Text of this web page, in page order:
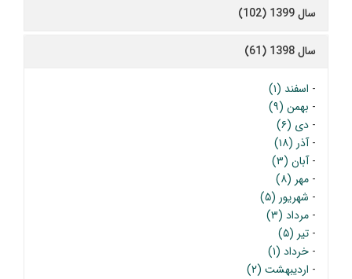
سال 1399 (102)
سال 1398 (61)
- اسفند (۱)
- بهمن (۹)
- دی (۶)
-آذر (۱۸)
-آبان (۳)
- مهر (۸)
- شهریور (۵)
- مرداد (۳)
- تیر (۵)
- خرداد (۱)
- اردیبهشت (۲)